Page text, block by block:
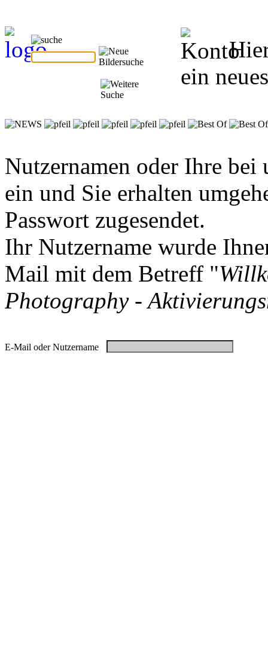
ein
Nutzernamen oder Ihre
ein und Sie erhalten
Passwort zugesendet.
Ihr Nutzername wurde
Mail mit dem Betreff "
Photography -
E-Mail oder Nutzername